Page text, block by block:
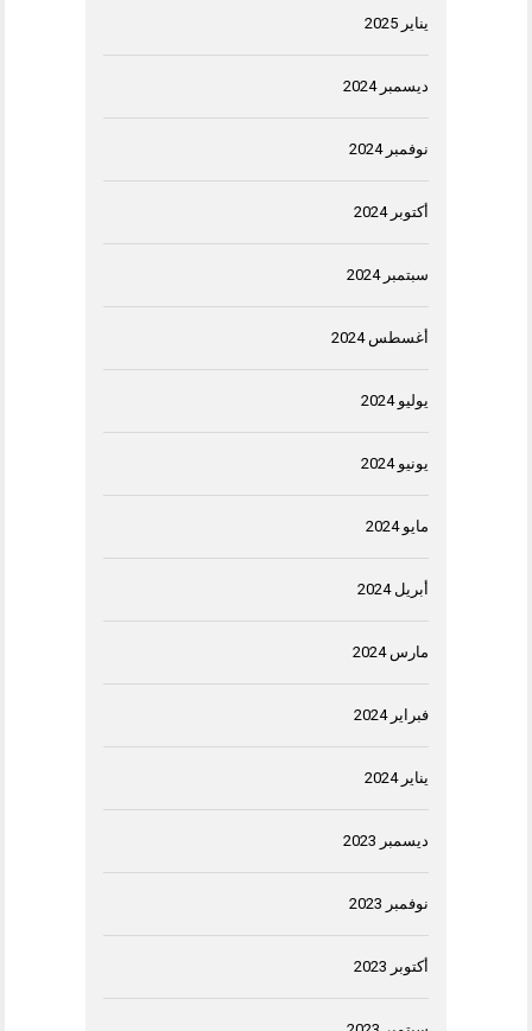
يناير 2025
ديسمبر 2024
نوفمبر 2024
أكتوبر 2024
سبتمبر 2024
أغسطس 2024
يوليو 2024
يونيو 2024
مايو 2024
أبريل 2024
مارس 2024
فبراير 2024
يناير 2024
ديسمبر 2023
نوفمبر 2023
أكتوبر 2023